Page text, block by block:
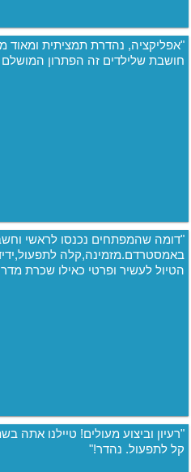
"אפליקציה, נהדרת תמציתית ומאוד
חושבת שלילדים זה הפתרון המושלם
"דומה שהמפתחים נכנסו לראשי
באמסטרדם.מזמינה,קלה
הטיול לעשיר ופרטי כאילו שכרת
"רעיון וביצוע מעולים! טיילנו אתה
קל לתפעול. נהדר!"